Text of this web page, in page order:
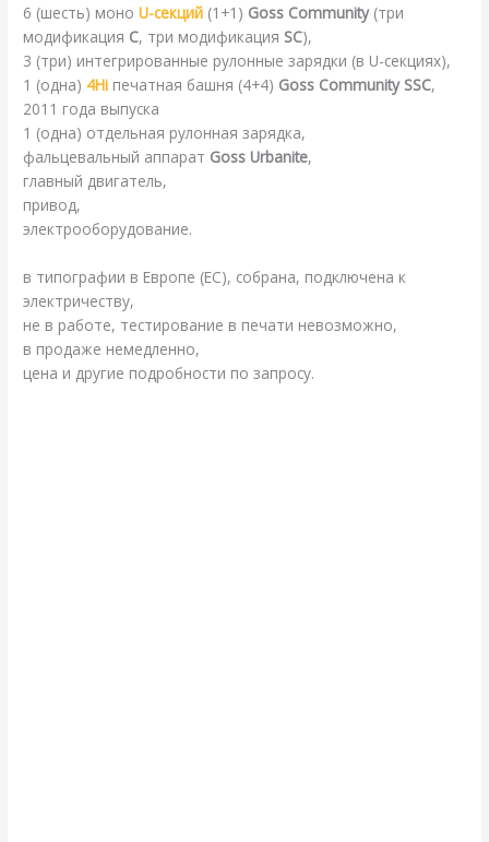
6 (шесть) моноU-секций (1+1) Goss Community(три
модификация C, три модификация SC),
3 (три) интегрированные рулонные зарядки (в U-секциях),
1 (одна) 4Hi печатная башня (4+4) Goss Community SSC,
2011 года выпуска
1 (одна) отдельная рулонная зарядка,
фальцевальный аппарат Goss Urbanite,
главный двигатель,
привод,
электрооборудование.
в типографии в Европе (ЕС), собрана, подключена к
электричеству,
не в работе, тестирование в печати невозможно,
в продаже немедленно,
цена и другие подробности по запросу.